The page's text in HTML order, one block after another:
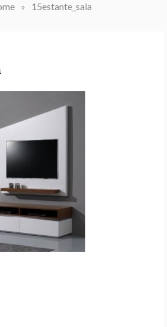
» 15estante_sala